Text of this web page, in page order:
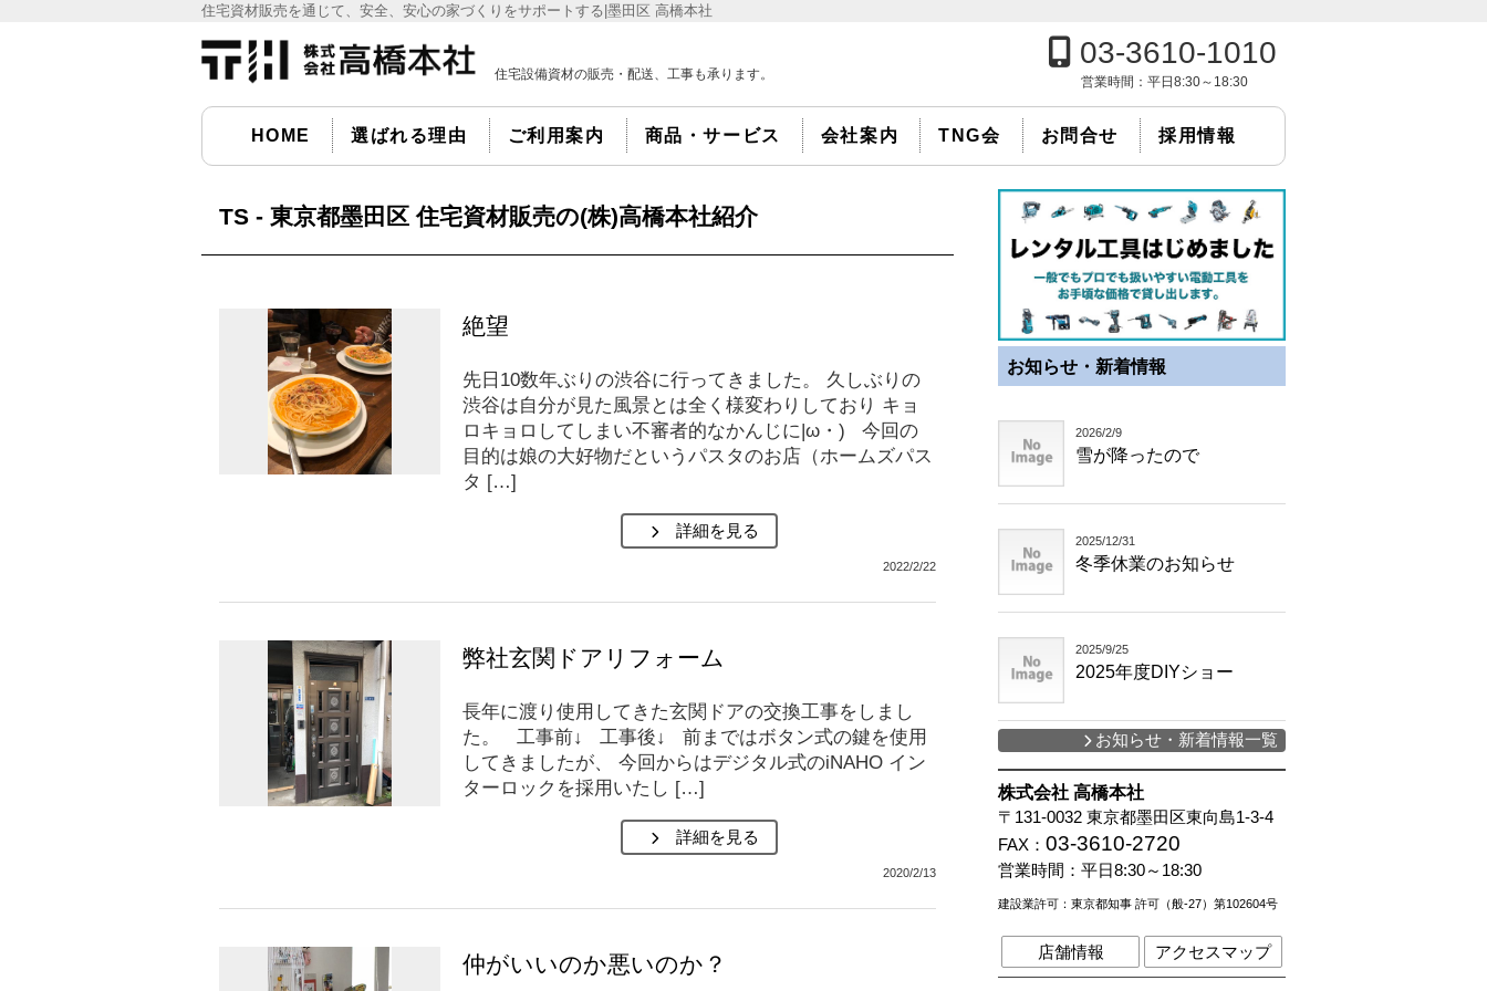
住宅資材販売を通じて、安全、安心の家づくりをサポートする|墨田区 高橋本社
住宅設備資材の販売・配送、工事も承ります。
03-3610-1010
営業時間：平日8:30～18:30
HOME 選ばれる理由 ご利用案内 商品・サービス 会社案内 TNG会 お問合せ 採用情報
TS - 東京都墨田区 住宅資材販売の(株)高橋本社紹介
絶望
先日10数年ぶりの渋谷に行ってきました。 久しぶりの
渋谷は自分が見た風景とは全く様変わりしており キョ
ロキョロしてしまい不審者的なかんじに|ω・) 今回の
目的は娘の大好物だというパスタのお店（ホームズパス
タ […]
詳細を見る
2022/2/22
弊社玄関ドアリフォーム
長年に渡り使用してきた玄関ドアの交換工事をしまし
た。 工事前↓ 工事後↓ 前まではボタン式の鍵を使用
してきましたが、 今回からはデジタル式のiNAHO イン
ターロックを採用いたし […]
詳細を見る
2020/2/13
仲がいいのか悪いのか？
お知らせ・新着情報
2026/2/9
雪が降ったので
2025/12/31
冬季休業のお知らせ
2025/9/25
2025年度DIYショー
お知らせ・新着情報一覧
株式会社 高橋本社
〒131-0032 東京都墨田区東向島1-3-4
FAX： 03-3610-2720
営業時間： 平日8:30～18:30
建設業許可：東京都知事 許可（般-27）第102604号
店舗情報 アクセスマップ